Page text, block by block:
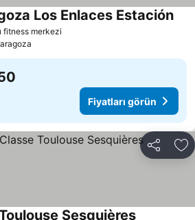
fitness merkezi
Los Enlaces Estación
Fiyatları görün
Paylaş
Sesquières